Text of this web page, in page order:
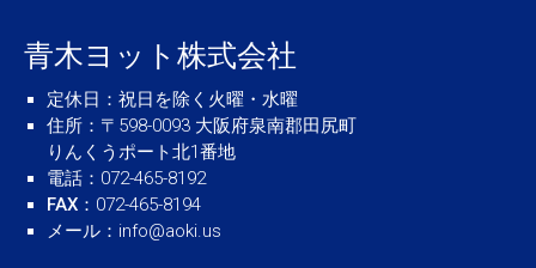
青木ヨット株式会社
定休日 ：祝日を除く火曜・水曜
住所 ：〒598-0093 大阪府泉南郡田尻町
りんくうポート北1番地
電話 ：072-465-8192
FAX ：072-465-8194
メール ： info@aoki.us